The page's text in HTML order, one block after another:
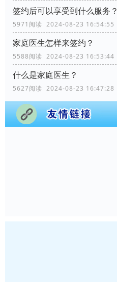
签约后可以享受到什么服务？
5971阅读 2024-08-23 16:54:55
家庭医生怎样来签约？
5588阅读 2024-08-23 16:53:44
什么是家庭医生？
5627阅读 2024-08-23 16:47:28